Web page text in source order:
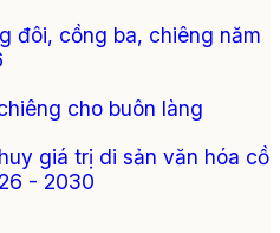
đôi, cồng ba, chiêng năm
cho buôn làng
giá trị di sản văn hóa
- 2030